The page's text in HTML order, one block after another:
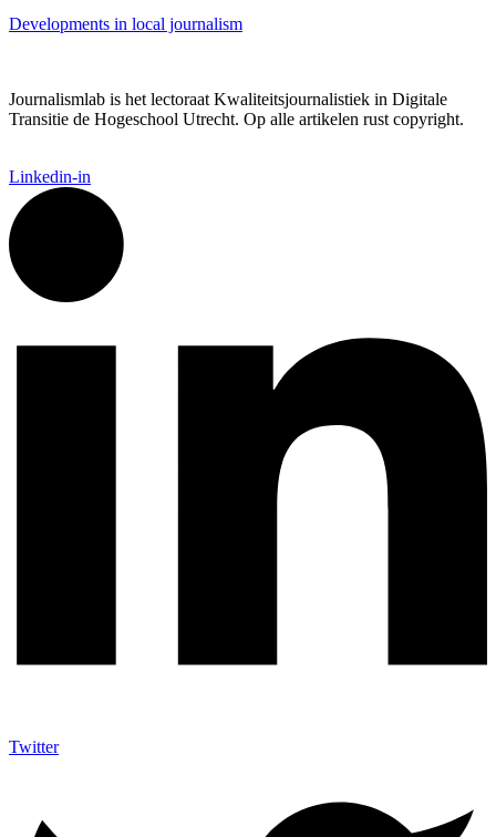
Developments in local journalism
Journalismlab is het lectoraat Kwaliteitsjournalistiek in Digitale
Transitie de Hogeschool Utrecht. Op alle artikelen rust copyright.
Linkedin-in
Twitter